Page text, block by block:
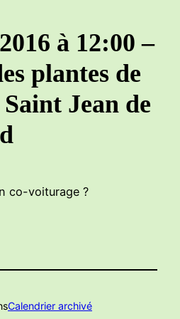
à 12:00 –
plantes de
Jean de
co-voiturage ?
Calendrier archivé